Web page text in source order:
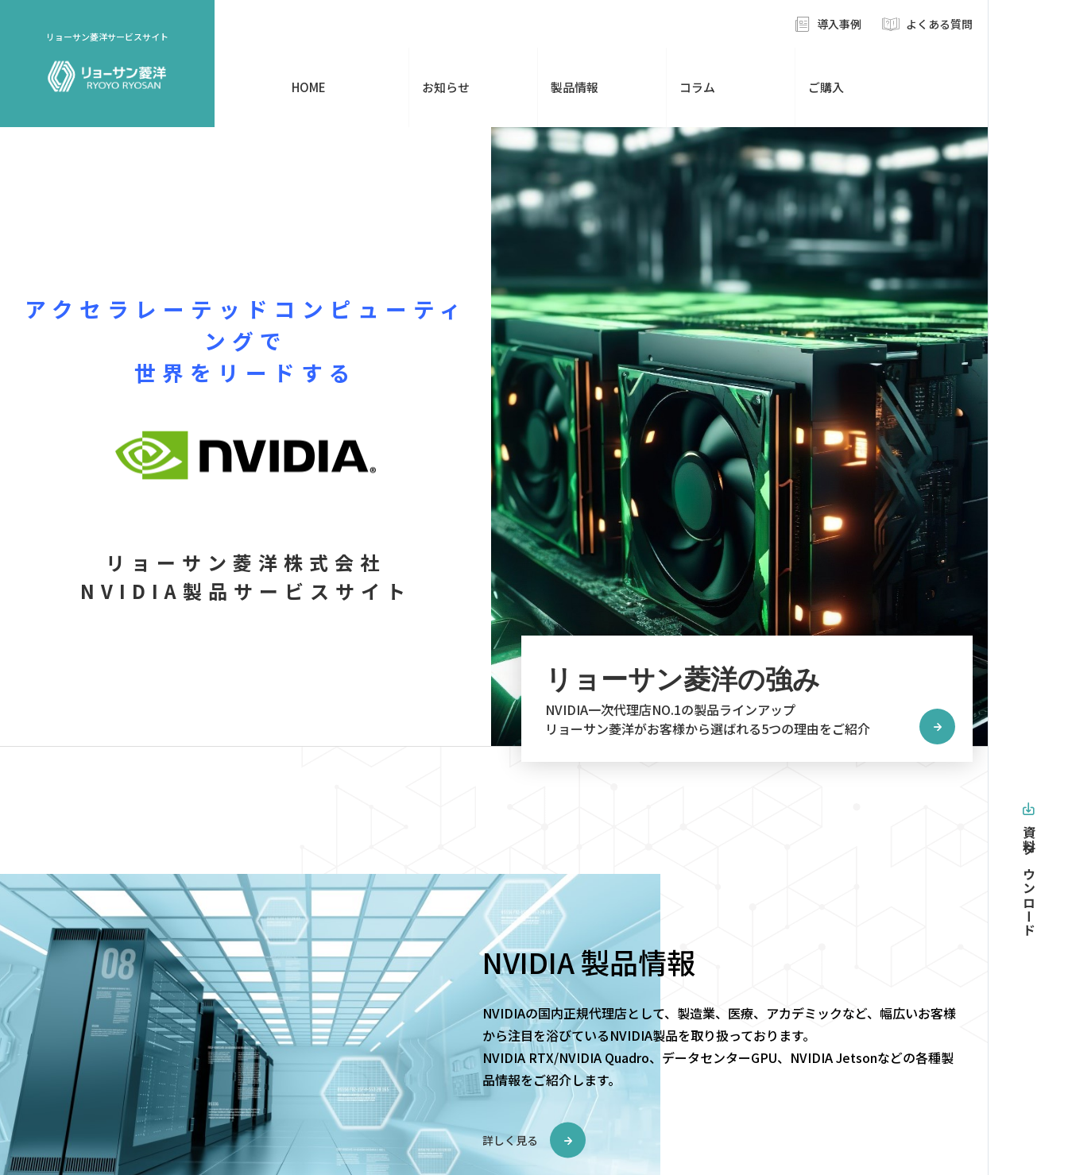
リョーサン菱洋サービスサイト
HOME お知らせ 製品情報 コラム ご購入
導入事例 よくある質問
資料ダウンロード
アクセラレーテッドコンピューティ
ングで
世界をリードする
リョーサン菱洋株式会社
NVIDIA製品サービスサイト
リョーサン菱洋の強み
NVIDIA一次代理店NO.1の製品ラインアップ
リョーサン菱洋がお客様から選ばれる5つの理由をご紹介
NVIDIA 製品情報
NVIDIAの国内正規代理店として、製造業、医療、アカデミックなど、幅広いお客様
から注目を浴びているNVIDIA製品を取り扱っております。
NVIDIA RTX/NVIDIA Quadro、データセンターGPU、NVIDIA Jetsonなどの各種製
品情報をご紹介します。
詳しく見る